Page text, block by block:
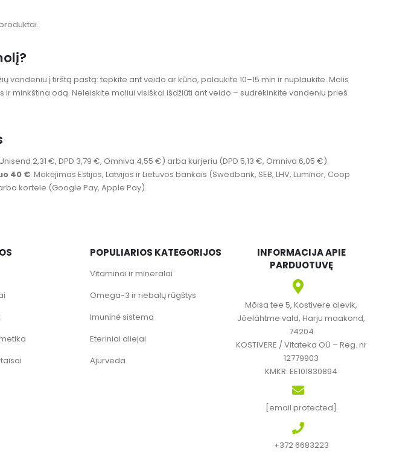
vandeniu į tirštą pastą: tepkite ant veido ar kūno, palaukite 10–15 min ir nuplaukite. Molis
minkština odą. Neleiskite moliui visiškai išdžiūti ant veido – sudrėkinkite vandeniu prieš
2,31 €, DPD 3,79 €, Omniva 4,55 €) arba kurjeriu (DPD 5,13 €, Omniva 6,05 €).
40 €. Mokėjimas Estijos, Latvijos ir Lietuvos bankais (Swedbank, SEB, LHV, Luminor, Coop
kortele (Google Pay, Apple Pay).
POPULIARIOS KATEGORIJOS
Vitaminai ir mineralai
Omega-3 ir riebalų rūgštys
Imuninė sistema
Eteriniai aliejai
Ajurveda
INFORMACIJA APIE
PARDUOTUVĘ
Mõisa tee 5, Kostivere alevik,
Jõelähtme vald, Harju maakond,
74204
KOSTIVERE / Vitateka OÜ – Reg. nr
12779903
KMKR: EE101830894
[email protected]
+372 6683223